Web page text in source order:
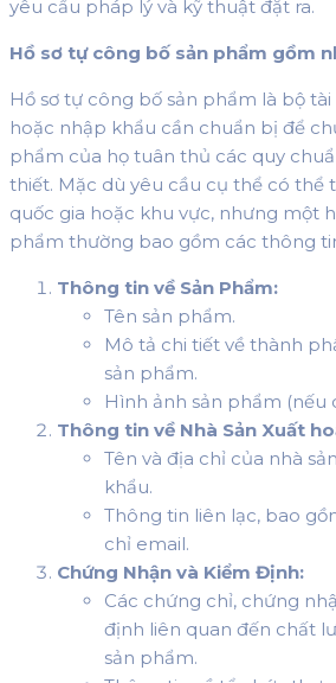
yêu cầu pháp lý và kỹ thuật đặt ra.
Hồ sơ tự công bố sản phẩm gồm
Hồ sơ tự công bố sản phẩm là bộ
hoặc nhập khẩu cần chuẩn bị để
phẩm của họ tuân thủ các quy
thiết. Mặc dù yêu cầu cụ thể có thể
quốc gia hoặc khu vực, nhưng một
phẩm thường bao gồm các thông
Thông tin về Sản Phẩm:
Tên sản phẩm.
Mô tả chi tiết về thành
sản phẩm.
Hình ảnh sản phẩm (nếu
Thông tin về Nhà Sản Xuất
Tên và địa chỉ của nhà
khẩu.
Thông tin liên lạc, bao
chỉ email.
Chứng Nhận và Kiểm Định:
Các chứng chỉ, chứng
định liên quan đến chất
sản phẩm.